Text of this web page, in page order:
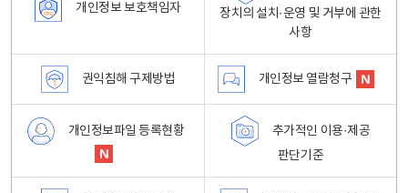
개인정보 보호책임자
장치의 설치·운영 및 거부에 관한
사항
권익침해 구제방법 개인정보 열람청구
개인정보파일 등록현황
추가적인 이용·제공
판단기준